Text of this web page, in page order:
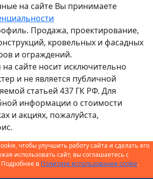
на сайте Вы принимаете
Продажа, проектирование,
кровельных и фасадных
и ограждений.
сайте носит исключительно
и не является публичной
статьей 437 ГК РФ. Для
информации о стоимости
и акциях, пожалуйста,
чтобы улучшить работу сайта и сделать его
использовать сайт, вы соглашаетесь с
в Политике использования cookie.